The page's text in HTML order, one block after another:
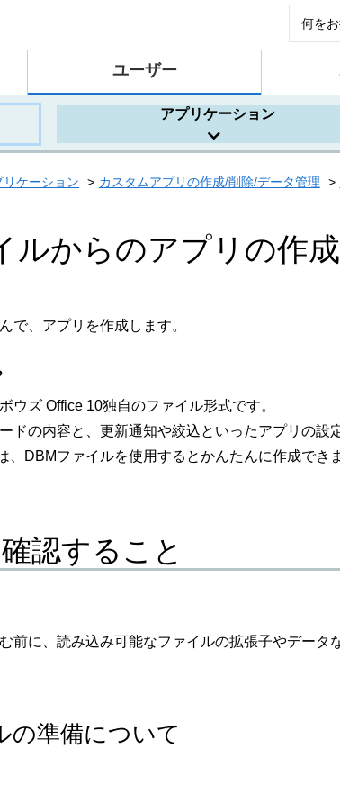
ユーザー
アプリケーション
リケーション カスタムアプリの作成/削除/データ管理
ルからのアプリの作成
で、アプリを作成します。
ウズ Office 10独自のファイル形式です。
ドの内容と、更新通知や絞込といったアプリの
、DBMファイルを使用するとかんたんに作成でき
認すること
前に、読み込み可能なファイルの拡張子やデータ
の準備について